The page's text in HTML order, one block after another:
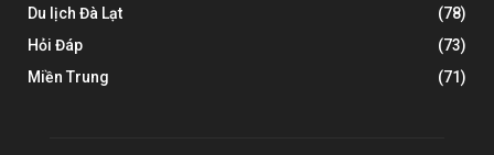
Du lịch Đà Lạt
(78)
Hỏi Đáp
(73)
Miền Trung
(71)